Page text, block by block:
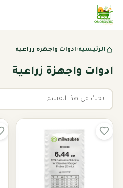
الرئيسية‹ادوات واجهزة زراعية
ادوات واجهزة زراعية